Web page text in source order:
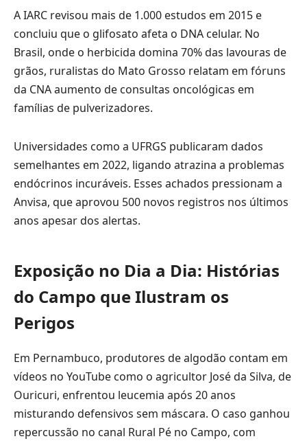
A IARC revisou mais de 1.000 estudos em 2015 e
concluiu que o glifosato afeta o DNA celular. No
Brasil, onde o herbicida domina 70% das lavouras de
grãos, ruralistas do Mato Grosso relatam em fóruns
da CNA aumento de consultas oncológicas em
famílias de pulverizadores.
Universidades como a UFRGS publicaram dados
semelhantes em 2022, ligando atrazina a problemas
endócrinos incuráveis. Esses achados pressionam a
Anvisa, que aprovou 500 novos registros nos últimos
anos apesar dos alertas.
Exposição no Dia a Dia: Histórias
do Campo que Ilustram os
Perigos
Em Pernambuco, produtores de algodão contam em
vídeos no YouTube como o agricultor José da Silva, de
Ouricuri, enfrentou leucemia após 20 anos
misturando defensivos sem máscara. O caso ganhou
repercussão no canal Rural Pé no Campo, com